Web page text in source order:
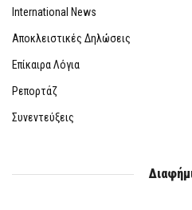
International News
Αποκλειστικές Δηλώσεις
Επίκαιρα Λόγια
Ρεπορτάζ
Συνεντεύξεις